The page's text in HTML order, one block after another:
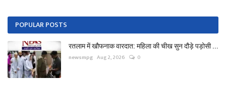
POPULAR POSTS
रतलाम में खौफनाक वारदात: महिला की चीख सुन दौड़े पड़ोसी ...
newsmpg Aug 2, 2026 0